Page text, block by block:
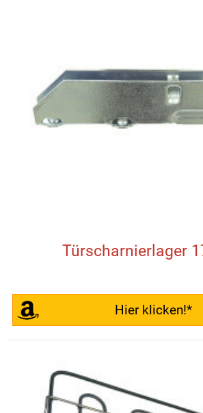
Türscharnierlager
Hier klicken!*